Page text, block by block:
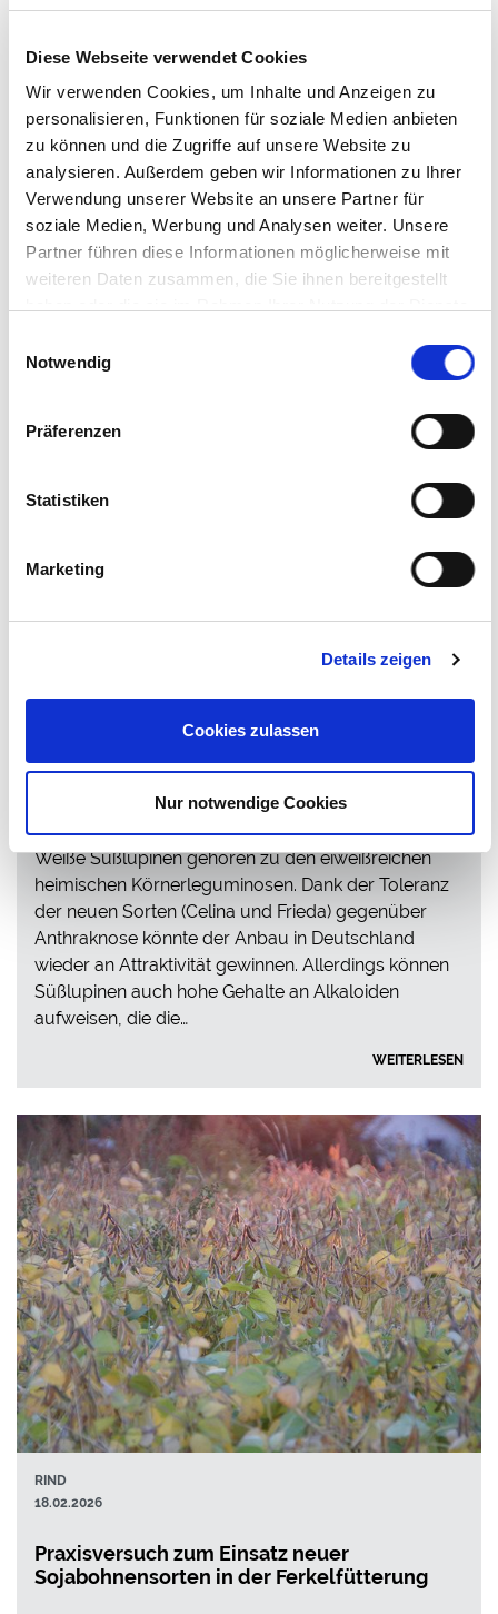
Diese Webseite verwendet Cookies
Wir verwenden Cookies, um Inhalte und Anzeigen zu
personalisieren, Funktionen für soziale Medien anbieten
zu können und die Zugriffe auf unsere Website zu
analysieren. Außerdem geben wir Informationen zu Ihrer
Verwendung unserer Website an unsere Partner für
soziale Medien, Werbung und Analysen weiter. Unsere
Partner führen diese Informationen möglicherweise mit
weiteren Daten zusammen, die Sie ihnen bereitgestellt
Notwendig
Präferenzen
Statistiken
Marketing
Details zeigen
Cookies zulassen
Nur notwendige Cookies
Wie beeinflussen kühlere
In der Praxis liegen die Stalltemperaturen häufig
über den Empfehlungen der
Landwirtschaftskammer Niedersachsen. In einem
Versuch im Transparenten Stall der LWK wurde
geprüft, wie sich unterschiedliche Stalltemperaturen
auf die Leistungen der Mastschweine auswirken.
Milchkuhfütterung
Weiße Süßlupinen gehören zu den eiweißreichen
heimischen Körnerleguminosen. Dank der Toleranz
der neuen Sorten (Celina und Frieda) gegenüber
Anthraknose könnte der Anbau in Deutschland
wieder an Attraktivität gewinnen. Allerdings können
Süßlupinen auch hohe Gehalte an Alkaloiden
aufweisen, die die…
WEITERLESEN
RIND
18.02.2026
Praxisversuch zum Einsatz neuer
Sojabohnensorten in der Ferkelfütterung